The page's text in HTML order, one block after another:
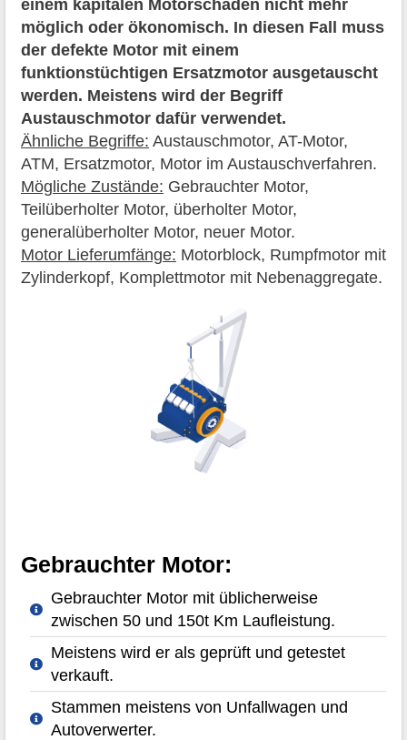
einem kapitalen Motorschaden nicht mehr
möglich oder ökonomisch. In diesen Fall muss
der defekte Motor mit einem
funktionstüchtigen Ersatzmotor ausgetauscht
werden. Meistens wird der Begriff
Austauschmotor dafür verwendet.
Ähnliche Begriffe: Austauschmotor, AT-Motor,
ATM, Ersatzmotor, Motor im Austauschverfahren.
Mögliche Zustände: Gebrauchter Motor,
Teilüberholter Motor, überholter Motor,
generalüberholter Motor, neuer Motor.
Motor Lieferumfänge: Motorblock, Rumpfmotor mit
Zylinderkopf, Komplettmotor mit Nebenaggregate.
Gebrauchter Motor:
Gebrauchter Motor mit üblicherweise
zwischen 50 und 150t Km Laufleistung.
Meistens wird er als geprüft und getestet
verkauft.
Stammen meistens von Unfallwagen und
Autoverwerter.